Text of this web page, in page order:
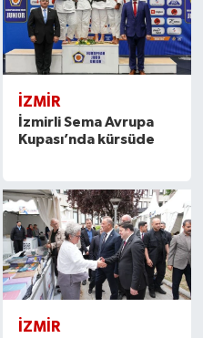
İZMIR
İzmirli Sema Avrupa
Kupası’nda kürsüde
İZMIR